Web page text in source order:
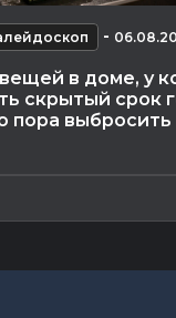
-
в доме, у
скрытый срок
пора выбросить